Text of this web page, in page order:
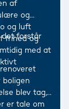
af
og
og luft
frihed og
med at
det forstår
boligen
blev tag,
er tale om